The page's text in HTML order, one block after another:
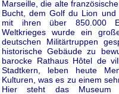
Marseille, die alte
Bucht, dem Golf du Lion
mit ihren über 850.000
Weltkrieges wurde ein
deutschen Militärtruppen
historische Gebäude zu
barocke Rathaus Hôtel de
Stadtkern, leben heute
Kulturen, was es zu einem
Hier steht das Museum